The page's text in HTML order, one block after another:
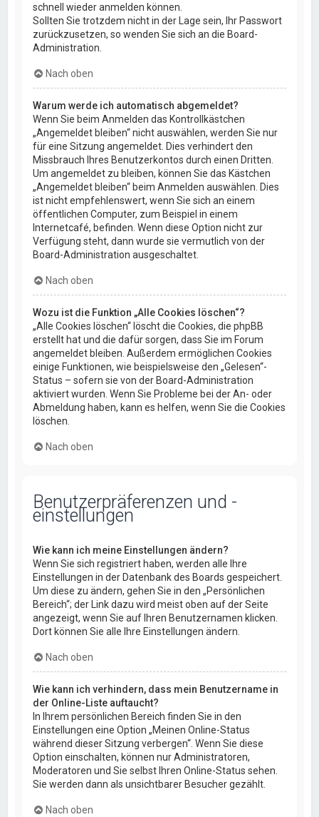
schnell wieder anmelden können.
Sollten Sie trotzdem nicht in der Lage sein, Ihr Passwort
zurückzusetzen, so wenden Sie sich an die Board-
Administration.
Nach oben
Warum werde ich automatisch abgemeldet?
Wenn Sie beim Anmelden das Kontrollkästchen
„Angemeldet bleiben“ nicht auswählen, werden Sie nur
für eine Sitzung angemeldet. Dies verhindert den
Missbrauch Ihres Benutzerkontos durch einen Dritten.
Um angemeldet zu bleiben, können Sie das Kästchen
„Angemeldet bleiben“ beim Anmelden auswählen. Dies
ist nicht empfehlenswert, wenn Sie sich an einem
öffentlichen Computer, zum Beispiel in einem
Internetcafé, befinden. Wenn diese Option nicht zur
Verfügung steht, dann wurde sie vermutlich von der
Board-Administration ausgeschaltet.
Nach oben
Wozu ist die Funktion „Alle Cookies löschen“?
„Alle Cookies löschen“ löscht die Cookies, die phpBB
erstellt hat und die dafür sorgen, dass Sie im Forum
angemeldet bleiben. Außerdem ermöglichen Cookies
einige Funktionen, wie beispielsweise den „Gelesen“-
Status – sofern sie von der Board-Administration
aktiviert wurden. Wenn Sie Probleme bei der An- oder
Abmeldung haben, kann es helfen, wenn Sie die Cookies
löschen.
Nach oben
Benutzerpräferenzen und -
einstellungen
Wie kann ich meine Einstellungen ändern?
Wenn Sie sich registriert haben, werden alle Ihre
Einstellungen in der Datenbank des Boards gespeichert.
Um diese zu ändern, gehen Sie in den „Persönlichen
Bereich“; der Link dazu wird meist oben auf der Seite
angezeigt, wenn Sie auf Ihren Benutzernamen klicken.
Dort können Sie alle Ihre Einstellungen ändern.
Nach oben
Wie kann ich verhindern, dass mein Benutzername in
der Online-Liste auftaucht?
In Ihrem persönlichen Bereich finden Sie in den
Einstellungen eine Option „Meinen Online-Status
während dieser Sitzung verbergen“. Wenn Sie diese
Option einschalten, können nur Administratoren,
Moderatoren und Sie selbst Ihren Online-Status sehen.
Sie werden dann als unsichtbarer Besucher gezählt.
Nach oben